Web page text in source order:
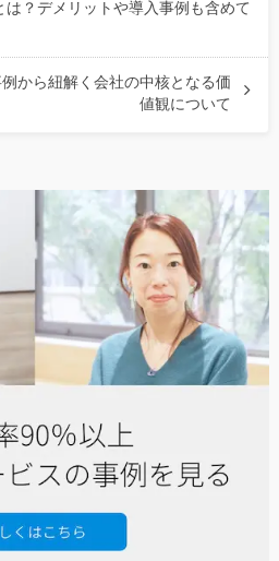
は？デメリットや導入事例も含めて
から紐解く会社の中核となる価
値観について